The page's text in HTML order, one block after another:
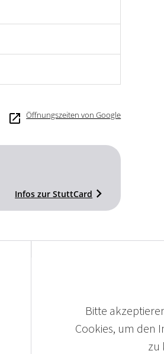
Öffnungszeiten von Google
Infos zur StuttCard
Bitte
Cookies, um den
zu